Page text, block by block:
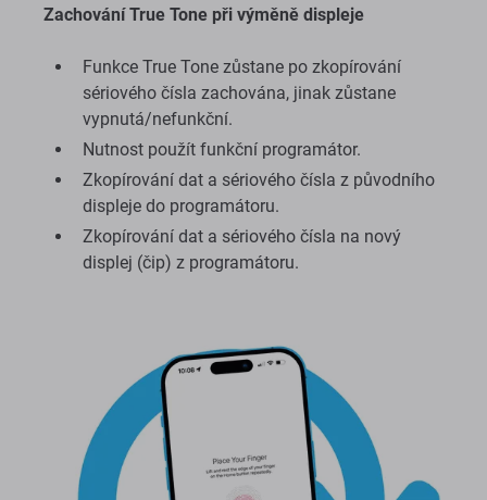
Zachování True Tone při výměně displeje
Funkce True Tone zůstane po zkopírování
sériového čísla zachována, jinak zůstane
vypnutá/nefunkční.
Nutnost použít funkční programátor.
Zkopírování dat a sériového čísla z původního
displeje do programátoru.
Zkopírování dat a sériového čísla na nový
displej (čip) z programátoru.